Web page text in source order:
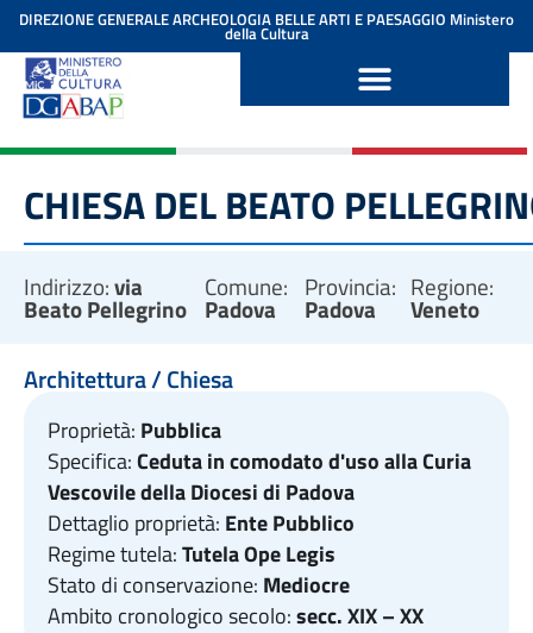
contenuto
DIREZIONE GENERALE ARCHEOLOGIA BELLE ARTI E PAESAGGIO Ministero
della Cultura
CHIESA DEL BEATO
Indirizzo:via
Beato Pellegrino
Comune:
Padova
Provincia:
Padova
Regione:
Veneto
Architettura / Chiesa
Proprietà: Pubblica
Specifica:Ceduta in comodato d'uso alla Curia
Vescovile della Diocesi di Padova
Dettaglio proprietà: Ente Pubblico
Regime tutela:Tutela Ope Legis
Stato di conservazione: Mediocre
Ambito cronologico secolo:secc. XIX – XX